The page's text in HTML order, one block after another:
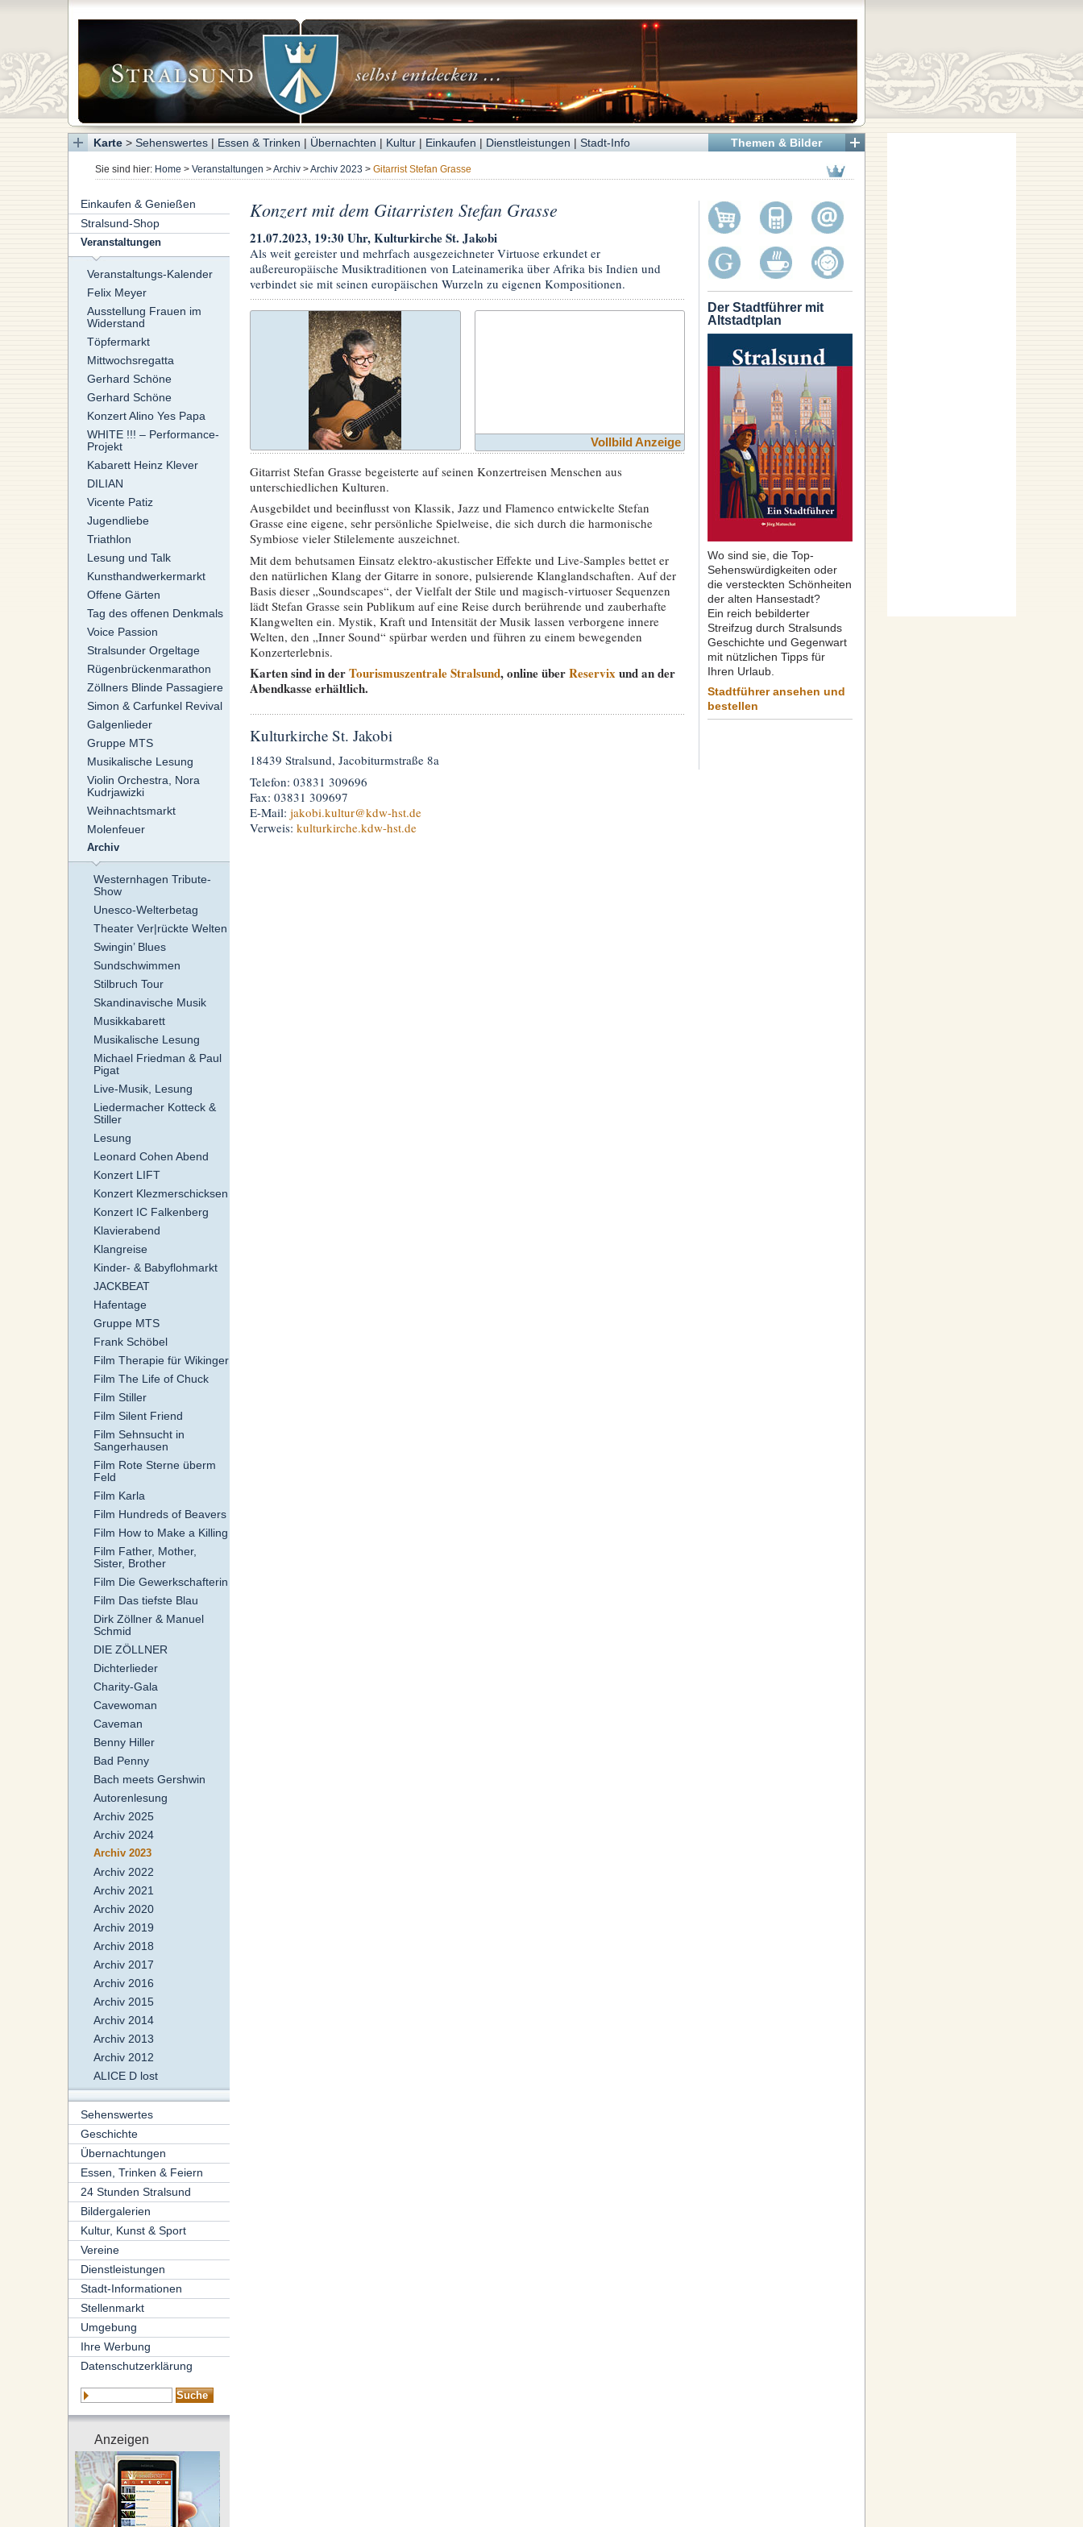
Themen & Bilder
Karte> Sehenswertes| Essen & Trinken | Übernachten | Kultur| Einkaufen | Dienstleistungen | Stadt-Info
Sie sind hier: Home > Veranstaltungen >Archiv>Archiv 2023 > Gitarrist Stefan Grasse
Einkaufen & Genießen
Stralsund-Shop
Veranstaltungen
Veranstaltungs-Kalender
Felix Meyer
Ausstellung Frauen im
Widerstand
Töpfermarkt
Mittwochsregatta
Gerhard Schöne
Gerhard Schöne
Konzert Alino Yes Papa
WHITE !!! – Performance-
Projekt
Kabarett Heinz Klever
DILIAN
Vicente Patiz
Jugendliebe
Triathlon
Lesung und Talk
Kunsthandwerkermarkt
Offene Gärten
Tag des offenen Denkmals
Voice Passion
Stralsunder Orgeltage
Rügenbrückenmarathon
Zöllners Blinde Passagiere
Simon & Carfunkel Revival
Galgenlieder
Gruppe MTS
Musikalische Lesung
Violin Orchestra, Nora
Kudrjawizki
Weihnachtsmarkt
Molenfeuer
Archiv
Westernhagen Tribute-
Show
Unesco-Welterbetag
Theater Ver|rückte Welten
Swingin’ Blues
Sundschwimmen
Stilbruch Tour
Skandinavische Musik
Musikkabarett
Musikalische Lesung
Michael Friedman & Paul
Pigat
Live-Musik, Lesung
Liedermacher Kotteck &
Stiller
Lesung
Leonard Cohen Abend
Konzert LIFT
Konzert Klezmerschicksen
Konzert IC Falkenberg
Klavierabend
Klangreise
Kinder- & Babyflohmarkt
JACKBEAT
Hafentage
Gruppe MTS
Frank Schöbel
Film Therapie für Wikinger
Film The Life of Chuck
Film Stiller
Film Silent Friend
Film Sehnsucht in
Sangerhausen
Film Rote Sterne überm
Feld
Film Karla
Film Hundreds of Beavers
Film How to Make a Killing
Film Father, Mother,
Sister, Brother
Film Die Gewerkschafterin
Film Das tiefste Blau
Dirk Zöllner & Manuel
Schmid
DIE ZÖLLNER
Dichterlieder
Charity-Gala
Cavewoman
Caveman
Benny Hiller
Bad Penny
Bach meets Gershwin
Autorenlesung
Archiv 2025
Archiv 2024
Archiv 2023
Archiv 2022
Archiv 2021
Archiv 2020
Archiv 2019
Archiv 2018
Archiv 2017
Archiv 2016
Archiv 2015
Archiv 2014
Archiv 2013
Archiv 2012
ALICE D lost
Sehenswertes
Geschichte
Übernachtungen
Essen, Trinken & Feiern
24 Stunden Stralsund
Bildergalerien
Kultur, Kunst & Sport
Vereine
Dienstleistungen
Stadt-Informationen
Stellenmarkt
Umgebung
Ihre Werbung
Datenschutzerklärung
Anzeigen
Der Stadtführer mit
Altstadtplan
Wo sind sie, die Top-
Sehenswürdigkeiten oder
die versteckten Schönheiten
der alten Hansestadt?
Ein reich bebilderter
Streifzug durch Stralsunds
Geschichte und Gegenwart
mit nützlichen Tipps für
Ihren Urlaub.
Stadtführer ansehen und
bestellen
Konzert mit dem Gitarristen Stefan Grasse
21.07.2023, 19:30 Uhr, Kulturkirche St. Jakobi
Als weit gereister und mehrfach ausgezeichneter Virtuose erkundet er
außereuropäische Musiktraditionen von Lateinamerika über Afrika bis Indien und
verbindet sie mit seinen europäischen Wurzeln zu eigenen Kompositionen.
Vollbild Anzeige
Gitarrist Stefan Grasse begeisterte auf seinen Konzertreisen Menschen aus
unterschiedlichen Kulturen.
Ausgebildet und beeinflusst von Klassik, Jazz und Flamenco entwickelte Stefan
Grasse eine eigene, sehr persönliche Spielweise, die sich durch die harmonische
Symbiose vieler Stilelemente auszeichnet.
Mit dem behutsamen Einsatz elektro-akustischer Effekte und Live-Samples bettet er
den natürlichen Klang der Gitarre in sonore, pulsierende Klanglandschaften. Auf der
Basis dieser „Soundscapes“, der Vielfalt der Stile und magisch-virtuoser Sequenzen
lädt Stefan Grasse sein Publikum auf eine Reise durch berührende und zauberhafte
Klangwelten ein. Mystik, Kraft und Intensität der Musik lassen verborgene innere
Welten, den „Inner Sound“ spürbar werden und führen zu einem bewegenden
Konzerterlebnis.
Karten sind in derTourismuszentrale Stralsund, online überReservixund an der
Abendkasse erhältlich.
Kulturkirche St. Jakobi
18439 Stralsund, Jacobiturmstraße 8a
Telefon: 03831 309696
Fax: 03831 309697
E-Mail: jakobi.kultur@kdw-hst.de
Verweis: kulturkirche.kdw-hst.de